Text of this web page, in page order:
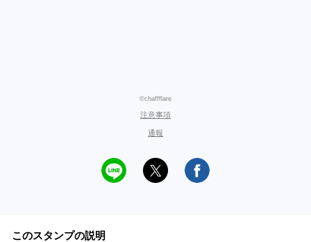
©chaffflare
注意事項
通報
このスタンプの説明